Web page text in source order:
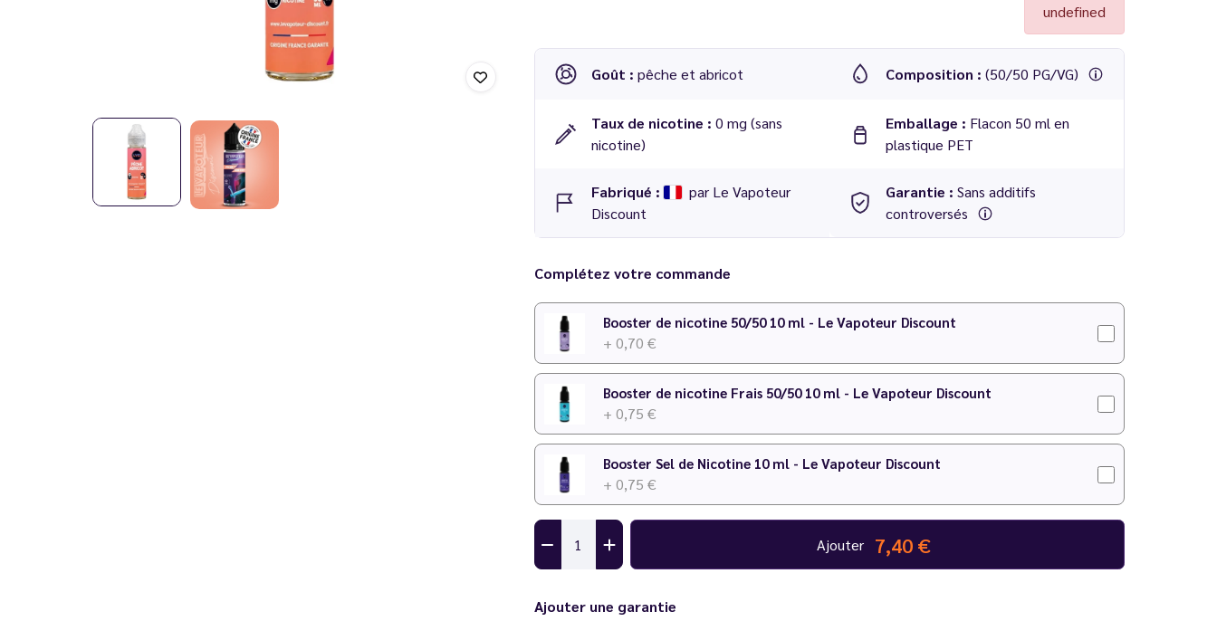
undefined
Goût : pêche et abricot Composition : (50/50 PG/VG)
Taux de nicotine : 0 mg (sans
nicotine)
Emballage : Flacon 50 ml en
plastique PET
Fabriqué :
par Le Vapoteur
Discount
Garantie : Sans additifs
controversés
Complétez votre commande
Booster de nicotine 50/50 10 ml - Le Vapoteur Discount
+ 0,70 €
Booster de nicotine Frais 50/50 10 ml - Le Vapoteur Discount
+ 0,75 €
Booster Sel de Nicotine 10 ml - Le Vapoteur Discount
+ 0,75 €
Ajouter 7,40 €
Ajouter une garantie